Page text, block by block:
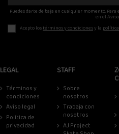
Puedes darte de baja en cualquier momento.
en el
Acepto lostérminos y condicionesy la
LEGAL
Términos y
condiciones
Aviso legal
Política de
privacidad
STAFF
Sobre
nosotros
Trabaja con
nosotros
AJ Project